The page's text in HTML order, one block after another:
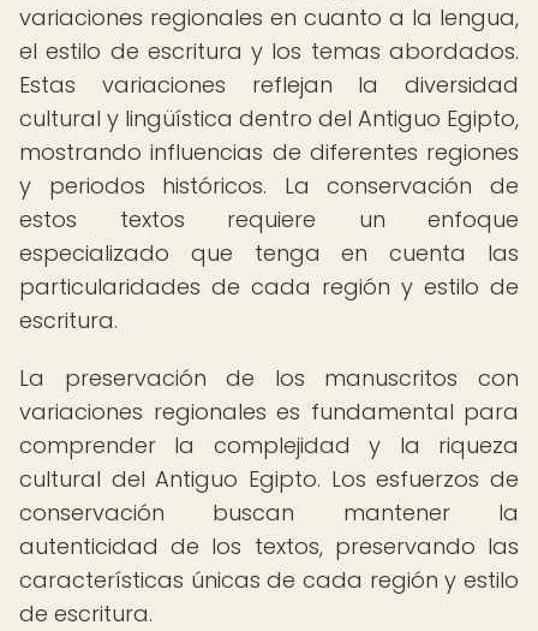
variaciones regionales en cuanto a la lengua,
el estilo de escritura y los temas abordados.
Estas variaciones reflejan la diversidad
cultural y lingüística dentro del Antiguo Egipto,
mostrando influencias de diferentes regiones
y periodos históricos. La conservación de
estos textos requiere un enfoque
especializado que tenga en cuenta las
particularidades de cada región y estilo de
escritura.
La preservación de los manuscritos con
variaciones regionales es fundamental para
comprender la complejidad y la riqueza
cultural del Antiguo Egipto. Los esfuerzos de
conservación buscan mantener la
autenticidad de los textos, preservando las
características únicas de cada región y estilo
de escritura.